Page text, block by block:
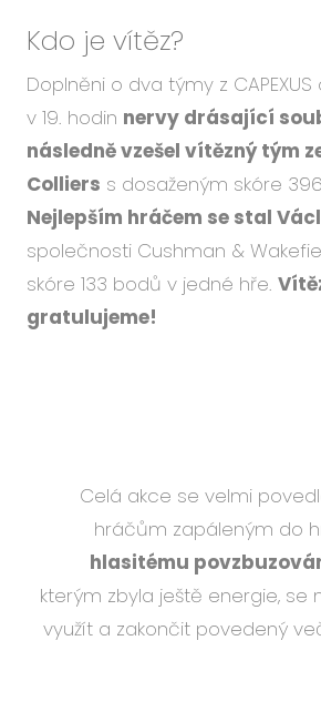
Kdo je vítěz?
Doplněni o dva týmy z
v 19. hodin nervy drásající
následně vzešel vítězný tým
Colliers s dosaženým skóre
Nejlepším hráčem se stal
společnosti Cushman &
skóre 133 bodů v jedné hře.
gratulujeme!
Celá akce se velmi
hráčům zapáleným do
hlasitému
kterým zbyla ještě energie, se
využít a zakončit povedený